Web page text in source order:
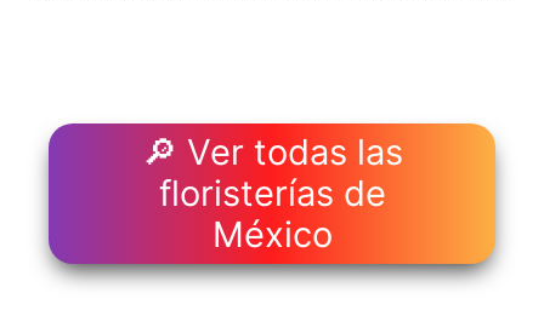
🔎 Ver todas las
floristerías de
México